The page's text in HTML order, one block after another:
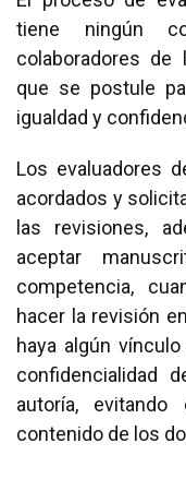
tiene ningún
colaboradores de
que se postule
igualdad y
Los evaluadores
acordados y
las revisiones,
aceptar
competencia,
hacer la revisión
haya algún
confidencialidad
autoría,
contenido de los